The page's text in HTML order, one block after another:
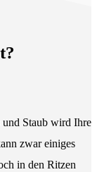
Staub wird Ihre
zwar einiges
in den Ritzen